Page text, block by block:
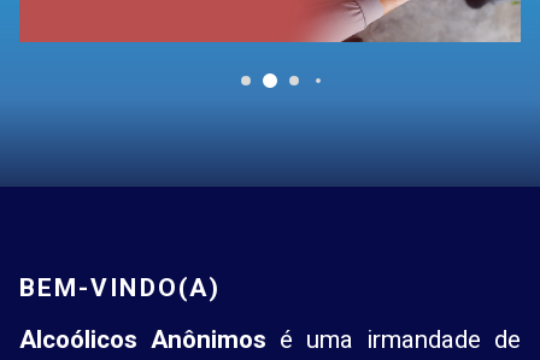
BEM-VINDO(A)
Alcoólicos Anônimos é uma irmandade de